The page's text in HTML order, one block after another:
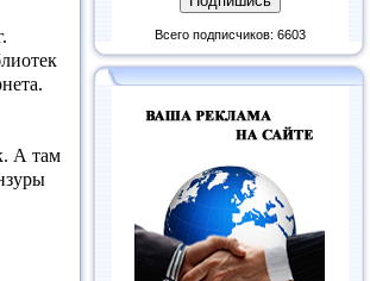
А там
Всего подписчиков: 6603